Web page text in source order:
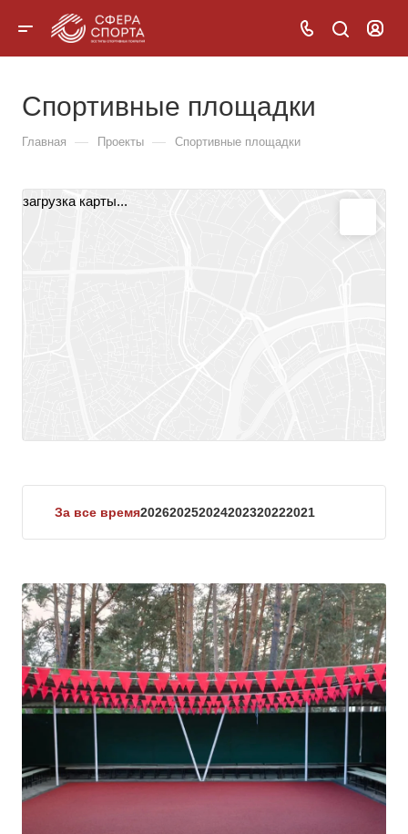
Спортивные площадки
Главная — Проекты — Спортивные площадки
загрузка карты...
За все время202620252024202320222021